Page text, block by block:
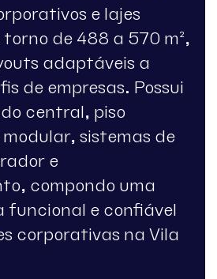
e lajes
de 488 a 570 m²,
adaptáveis a
de empresas. Possui
central, piso
sistemas de
e
compondo uma
e confiável
corporativas na Vila